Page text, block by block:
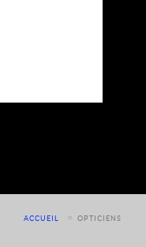
ACCUEIL OPTICIENS